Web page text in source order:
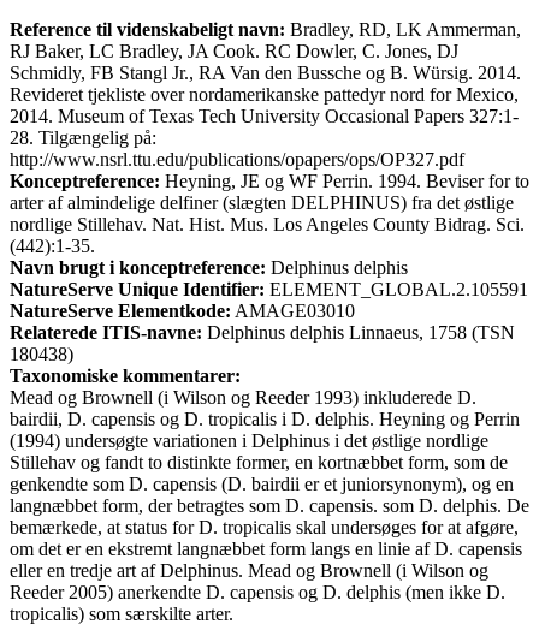
Reference til videnskabeligt navn: Bradley, RD, LK Ammerman,
RJ Baker, LC Bradley, JA Cook. RC Dowler, C. Jones, DJ
Schmidly, FB Stangl Jr., RA Van den Bussche og B. Würsig. 2014.
Revideret tjekliste over nordamerikanske pattedyr nord for Mexico,
2014. Museum of Texas Tech University Occasional Papers 327:1-
28. Tilgængelig på:
http://www.nsrl.ttu.edu/publications/opapers/ops/OP327.pdf
Konceptreference: Heyning, JE og WF Perrin. 1994. Beviser for to
arter af almindelige delfiner (slægten DELPHINUS) fra det østlige
nordlige Stillehav. Nat. Hist. Mus. Los Angeles County Bidrag. Sci.
(442):1-35.
Navn brugt i konceptreference: Delphinus delphis
NatureServe Unique Identifier: ELEMENT_GLOBAL.2.105591
NatureServe Elementkode: AMAGE03010
Relaterede ITIS-navne: Delphinus delphis Linnaeus, 1758 (TSN
180438)
Taxonomiske kommentarer:
Mead og Brownell (i Wilson og Reeder 1993) inkluderede D.
bairdii, D. capensis og D. tropicalis i D. delphis. Heyning og Perrin
(1994) undersøgte variationen i Delphinus i det østlige nordlige
Stillehav og fandt to distinkte former, en kortnæbbet form, som de
genkendte som D. capensis (D. bairdii er et juniorsynonym), og en
langnæbbet form, der betragtes som D. capensis. som D. delphis. De
bemærkede, at status for D. tropicalis skal undersøges for at afgøre,
om det er en ekstremt langnæbbet form langs en linie af D. capensis
eller en tredje art af Delphinus. Mead og Brownell (i Wilson og
Reeder 2005) anerkendte D. capensis og D. delphis (men ikke D.
tropicalis) som særskilte arter.